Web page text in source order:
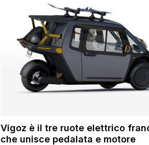
Vigoz è il tre ruote elettrico
che unisce pedalata e motore